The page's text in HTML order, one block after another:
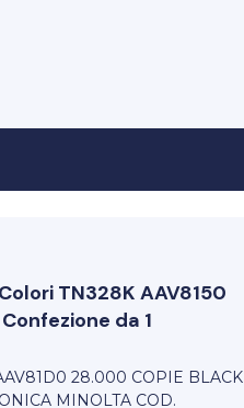
TN328K AAV8150
da 1
28.000 COPIE BLACK
MINOLTA COD.